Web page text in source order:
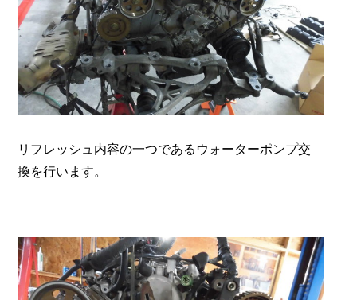
リフレッシュ内容の一つであるウォーターポンプ交
換を行います。